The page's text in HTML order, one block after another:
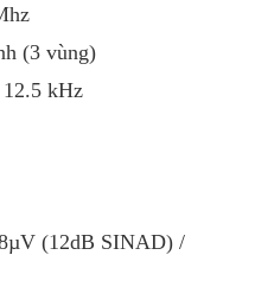
(3 vùng)
kHz
(12dB SINAD) /